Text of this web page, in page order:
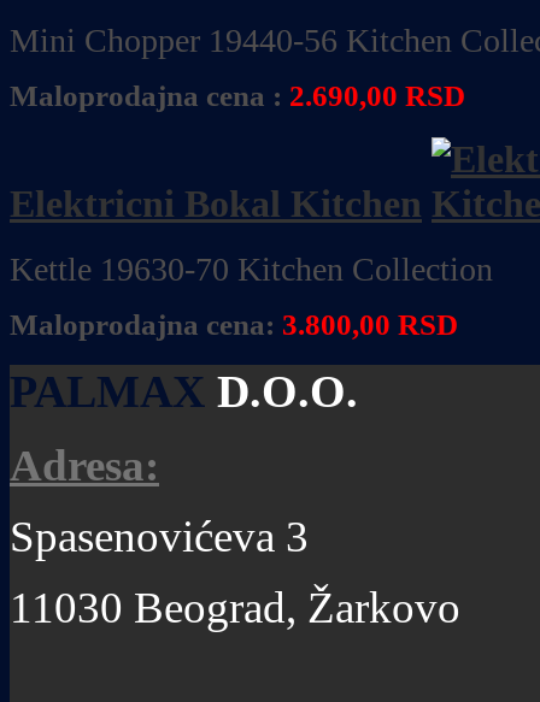
Mini Chopper 19440-56 Kitchen
Maloprodajna cena : 2.690,00 RSD
Elektricni Bokal Kitchen
Kettle 19630-70 Kitchen Collection
Maloprodajna cena: 3.800,00 RSD
PALMAX D.O.O.
Adresa:
Spasenovićeva 3
11030 Beograd, Žarkovo